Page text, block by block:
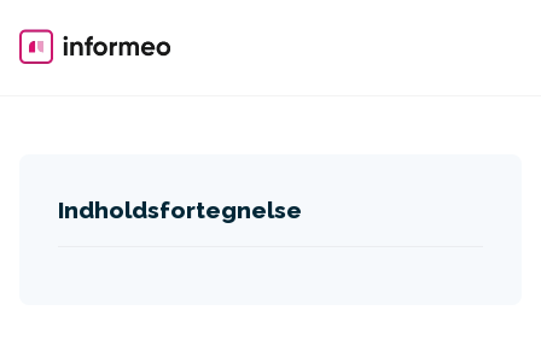
content
Indholdsfortegnelse